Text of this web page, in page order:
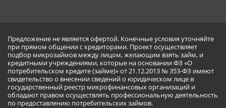
Предложение не является офертой. Конечные условия уточняйте
при прямом общении с кредиторами. Проект осуществляет
подбор микрозаймов между лицом, желающим взять займ, и
кредитными учреждениями, которые на основании ФЗ «О
потребительском кредите (займе)» от 21.12.2013 № 353-ФЗ имеют
свидетельство о внесении сведений о юридическом лице в
государственный реестр микрофинансовых организаций и
обладают правом осуществлять профессиональную деятельность
по предоставлению потребительских займов.